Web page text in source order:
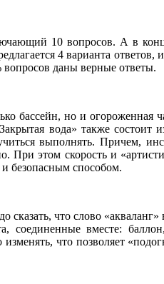
10 вопросов. А в
4 варианта ответов,
даны верные ответы.
но и огороженная
вода» также
выполнять. Причем,
При этом скорость и
безопасным способом.
что слово «акваланг»
соединенные вместе:
что позволяет